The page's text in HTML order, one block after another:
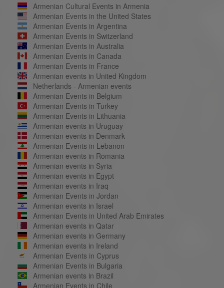
Armenian Cultural Events in Armenia
Armenian Events in the United States
Armenian Events in Argentina
Armenian Events in Switzerland
Armenian Events in Australia
Armenian Events in Canada
Armenian Events in France
Armenian events in United Kingdom
Netherlands - Armenian events
Armenian Events in Belgium
Armenian Events in Turkey
Armenian Events in Lithuania
Armenian events in Uruguay
Armenian events in Denmark
Armenian Events in Lebanon
Armenian events in Romania
Armenian events in Syria
Armenian events in Egypt
Armenian events in Iraq
Armenian Events in Jordan
Armenian events in Israel
Armenian Events in United Arab Emirates
Armenian events in Qatar
Armenian events in Germany
Armenian events in Ireland
Armenian Events in Cyprus
Armenian Events in Bulgaria
Armenian events in Brazil
Armenian Events in Chile